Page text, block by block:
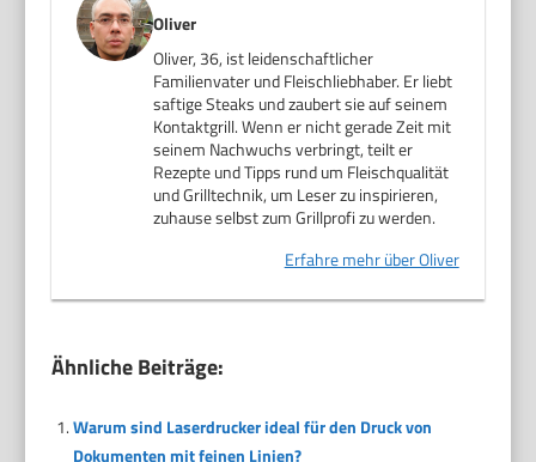
Oliver
Oliver, 36, ist leidenschaftlicher
Familienvater und Fleischliebhaber. Er liebt
saftige Steaks und zaubert sie auf seinem
Kontaktgrill. Wenn er nicht gerade Zeit mit
seinem Nachwuchs verbringt, teilt er
Rezepte und Tipps rund um Fleischqualität
und Grilltechnik, um Leser zu inspirieren,
zuhause selbst zum Grillprofi zu werden.
Erfahre mehr über Oliver
Ähnliche Beiträge:
Warum sind Laserdrucker ideal für den Druck von
Dokumenten mit feinen Linien?